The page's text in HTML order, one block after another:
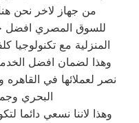
من جهاز لاخر نحن
للسوق المصري افضل
المنزلية مع تكنولوجيا
وهذا لضمان افضل
نصر لعملائها في
البحري
وهذا لاننا نسعي دائما